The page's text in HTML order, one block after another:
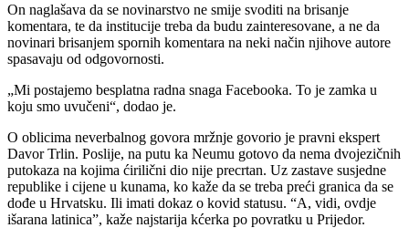
On naglašava da se novinarstvo ne smije svoditi na brisanje
komentara, te da institucije treba da budu zainteresovane, a ne da
novinari brisanjem spornih komentara na neki način njihove autore
spasavaju od odgovornosti.
„Mi postajemo besplatna radna snaga Facebooka. To je zamka u
koju smo uvučeni“, dodao je.
O oblicima neverbalnog govora mržnje govorio je pravni ekspert
Davor Trlin. Poslije, na putu ka Neumu gotovo da nema dvojezičnih
putokaza na kojima ćirilični dio nije precrtan. Uz zastave susjedne
republike i cijene u kunama, ko kaže da se treba preći granica da se
dođe u Hrvatsku. Ili imati dokaz o kovid statusu. “A, vidi, ovdje
išarana latinica”, kaže najstarija kćerka po povratku u Prijedor.